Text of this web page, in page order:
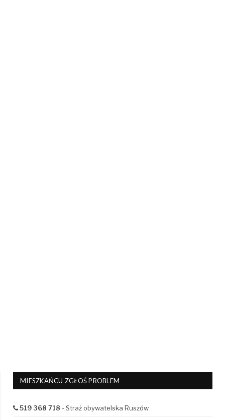
MIESZKAŃCU ZGŁOŚ PROBLEM
519 368 718 - Straż obywatelska Ruszów